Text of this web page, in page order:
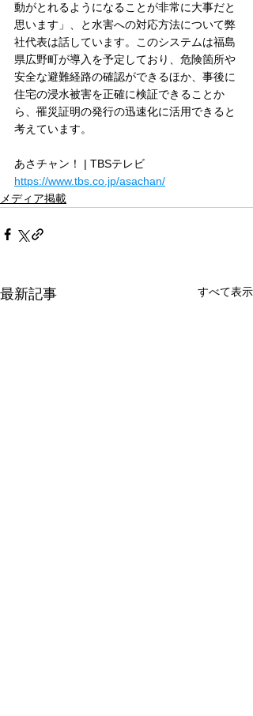
動がとれるようになることが非常に大事だと
思います」、と水害への対応方法について弊
社代表は話しています。このシステムは福島
県広野町が導入を予定しており、危険箇所や
安全な避難経路の確認ができるほか、事後に
住宅の浸水被害を正確に検証できることか
ら、罹災証明の発行の迅速化に活用できると
考えています。
あさチャン！ | TBSテレビ
https://www.tbs.co.jp/asachan/
メディア掲載
最新記事 すべて表示